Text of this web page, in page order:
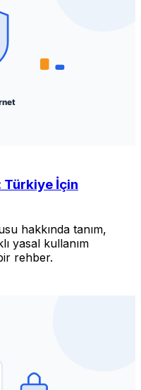
Türkiye İçin
hakkında tanım,
yasal kullanım
rehber.